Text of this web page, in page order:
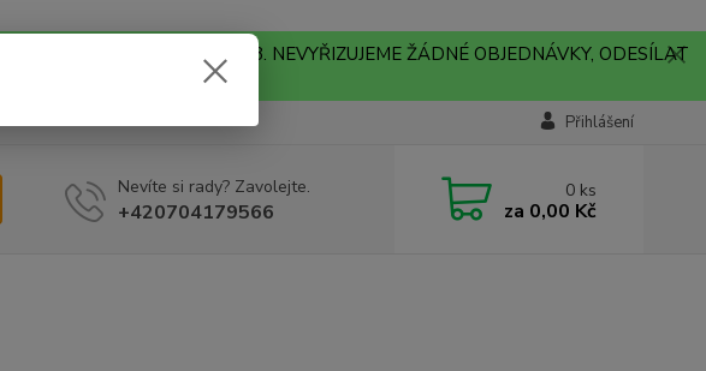
ZMĚNA !!! V PONDĚLÍ 10.8. NEVYŘIZUJEME ŽÁDNÉ OBJEDNÁVKY, ODESÍLAT
Přihlášení
Nevíte si rady? Zavolejte.
+420704179566
0 ks
za 0,00 Kč